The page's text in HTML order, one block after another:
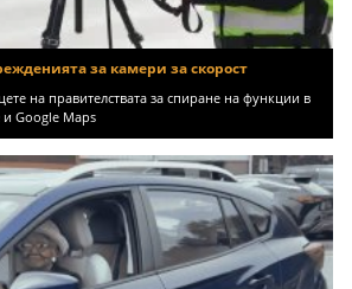
за камери за скорост
на правителствата за спиране на функции в
Google Maps